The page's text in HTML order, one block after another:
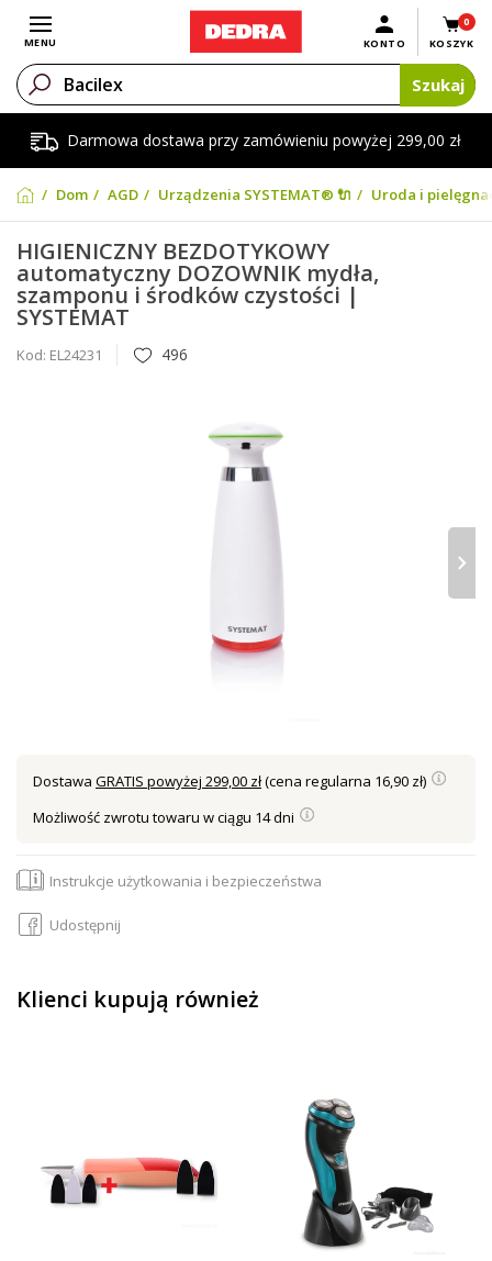
Darmowa dostawa przy zamówieniu powyżej 299,00 zł
Otwórz menu
MENU
0
KOSZYK
KONTO
Szukaj
Dom AGD Urządzenia SYSTEMAT® 🔌 Uroda i
HIGIENICZNY BEZDOTYKOWY
automatyczny DOZOWNIK mydła,
szamponu i środków czystości |
SYSTEMAT
Kod: EL24231 496
›
Dostawa GRATIS powyżej 299,00 zł(cena regularna 16,90 zł)
Możliwość zwrotu towaru w ciągu 14 dni
Instrukcje użytkowania i bezpieczeństwa
Udostępnij
Klienci kupują również